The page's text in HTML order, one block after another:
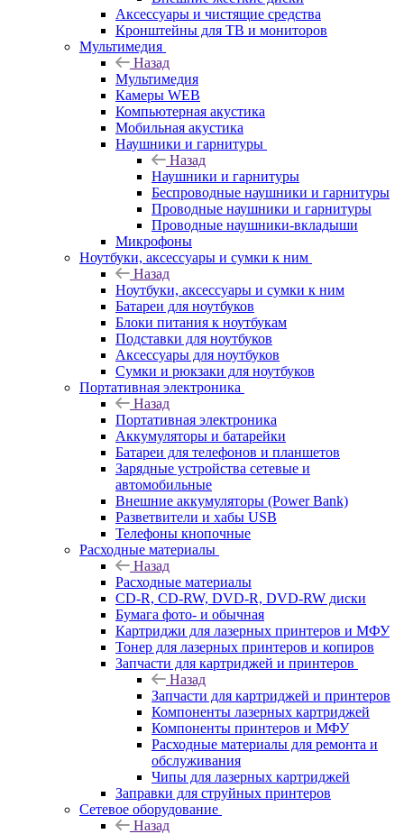
Аксессуары и чистящие средства
Кронштейны для ТВ и мониторов
Мультимедия
Назад
Мультимедия
Камеры WEB
Компьютерная акустика
Мобильная акустика
Наушники и гарнитуры
Назад
Наушники и гарнитуры
Беспроводные наушники и гарнитуры
Проводные наушники и гарнитуры
Проводные наушники-вкладыши
Микрофоны
Ноутбуки, аксессуары и сумки к ним
Назад
Ноутбуки, аксессуары и сумки к ним
Батареи для ноутбуков
Блоки питания к ноутбукам
Подставки для ноутбуков
Аксессуары для ноутбуков
Сумки и рюкзаки для ноутбуков
Портативная электроника
Назад
Портативная электроника
Аккумуляторы и батарейки
Батареи для телефонов и планшетов
Зарядные устройства сетевые и
автомобильные
Внешние аккумуляторы (Power Bank)
Разветвители и хабы USB
Телефоны кнопочные
Расходные материалы
Назад
Расходные материалы
CD-R, CD-RW, DVD-R, DVD-RW диски
Бумага фото- и обычная
Картриджи для лазерных принтеров и МФУ
Тонер для лазерных принтеров и копиров
Запчасти для картриджей и принтеров
Назад
Запчасти для картриджей и принтеров
Компоненты лазерных картриджей
Компоненты принтеров и МФУ
Расходные материалы для ремонта и
обслуживания
Чипы для лазерных картриджей
Заправки для струйных принтеров
Сетевое оборудование
Назад